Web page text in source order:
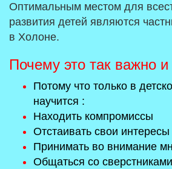
Оптимальным местом для
развития детей являются
в Холоне.
Почему это так важно
Потому что только в
научится :
Находить компромиссы
Отстаивать свои интересы
Принимать во внимание
Общаться со